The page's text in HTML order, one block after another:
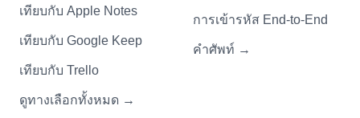
เทียบกับ Apple Notes
เทียบกับ Google Keep
เทียบกับ Trello
ดูทางเลือกทั้งหมด →
การเข้ารหัส End-to-End
คำศัพท์ →